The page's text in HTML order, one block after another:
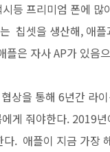
등 프리미엄 폰에
칩셋을 생산해, 애
플은 자사 AP가 있음
상을 통해 6년간 라
게 줘야한다. 2019
. 애플이 지금 가장